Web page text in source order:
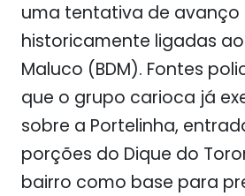
uma tentativa de avanço
historicamente ligadas
Maluco (BDM). Fontes
que o grupo carioca já
sobre a Portelinha,
porções do Dique do
bairro como base para